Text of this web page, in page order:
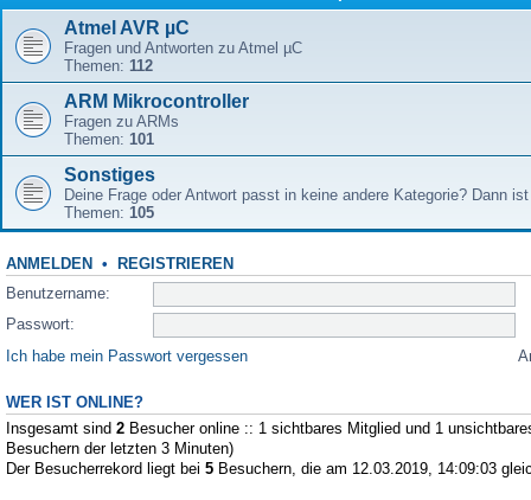
Atmel AVR µC
Fragen und Antworten zu Atmel µC
Themen: 112
ARM Mikrocontroller
Fragen zu ARMs
Themen: 101
Sonstiges
Deine Frage oder Antwort passt in keine andere Kategorie? Dann
Themen: 105
ANMELDEN • REGISTRIEREN
Benutzername:
Passwort:
Ich habe mein Passwort vergessen
WER IST ONLINE?
Insgesamt sind 2 Besucher online :: 1 sichtbares Mitglied und 1
Besuchern der letzten 3 Minuten)
Der Besucherrekord liegt bei 5 Besuchern, die am 12.03.2019, 14:09:03